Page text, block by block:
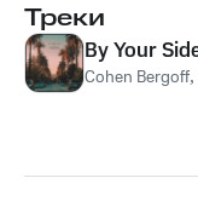
Треки
By Your
Cohen Bergoff,